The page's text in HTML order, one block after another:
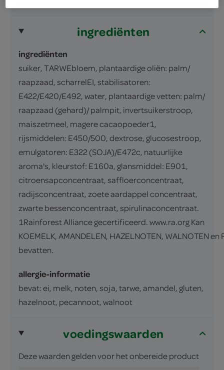
ingrediënten
ingrediënten
suiker, TARWEbloem, plantaardige oliën: palm/
raapzaad, scharrelEI, stabilisatoren:
E422/E420/E492, water, plantaardige vetten: palm/
raapzaad (gehard)/ palmpit, invertsuikerstroop,
maiszetmeel, magere cacaopoeder1,
rijsmiddelen: E450/500, dextrose, glucosestroop,
emulgatoren: E322 (SOJA)/E472c, natuurlijke
aroma's, kleurstof: E160a, glansmiddel: E901,
citroensapconcentraat, saffloerconcentraat,
radijsconcentraat, zoete aardappel concentraat,
zwarte bessenconcentraat, spirulinaconcentraat.
1Rainforest Alliance gecertificeerd. www.ra.org Kan
KOEMELK, AMANDELEN, HAZELNOTEN, WALNOTEN en
bevatten.
allergie-informatie
bevat: ei, melk, noten, soja, tarwe, amandel, gluten,
hazelnoot, pecannoot, walnoot
voedingswaarden
Deze waarden gelden voor het onbereide product